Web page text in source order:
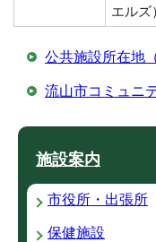
エルズ
公共施設所在地
流山市コミュニ
施設案内
市役所・出張所
保健施設